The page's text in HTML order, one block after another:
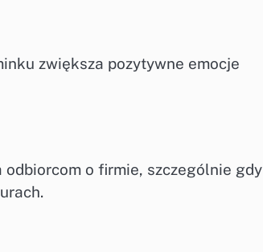
zwiększa pozytywne emocje
o firmie, szczególnie gdy